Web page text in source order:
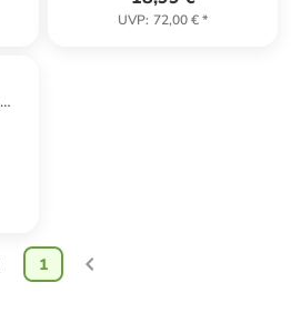
UVP: 72,00 €*
1